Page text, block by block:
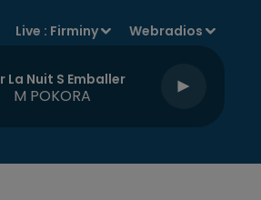
Live : Firminy Webradios
La Nuit S Emballer
M POKORA